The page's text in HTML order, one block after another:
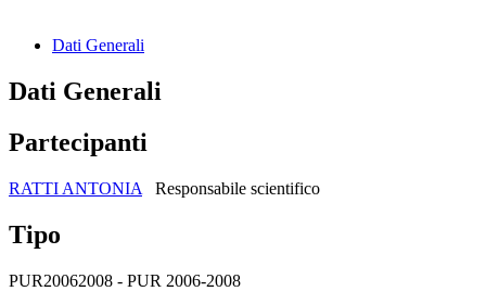
Dati Generali
Dati Generali
Partecipanti
RATTI ANTONIA Responsabile scientifico
Tipo
PUR20062008 - PUR 2006-2008